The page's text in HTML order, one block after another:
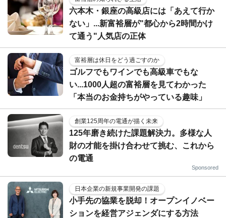
六本木・銀座の高級店には「あえて行か
ない」...新富裕層が"都心から2時間かけ
て通う"人気店の正体
富裕層は休日をどう過ごすのか
ゴルフでもワインでも高級車でもな
い...1000人超の富裕層を見てわかった
「本当のお金持ちがやっている趣味」
創業125周年の電通が描く未来
125年磨き続けた課題解決力。多様な人
財の才能を掛け合わせて挑む、これから
の電通
Sponsored
日本企業の新規事業開発の課題
小手先の協業を脱却！オープンイノベー
ションを経営アジェンダにする方法